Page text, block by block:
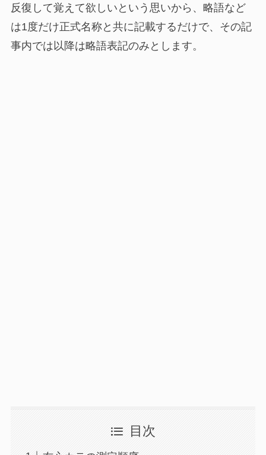
反復して覚えて欲しいという思いから、略語など
は1度だけ正式名称と共に記載するだけで、その記
事内では以降は略語表記のみとします。
目次